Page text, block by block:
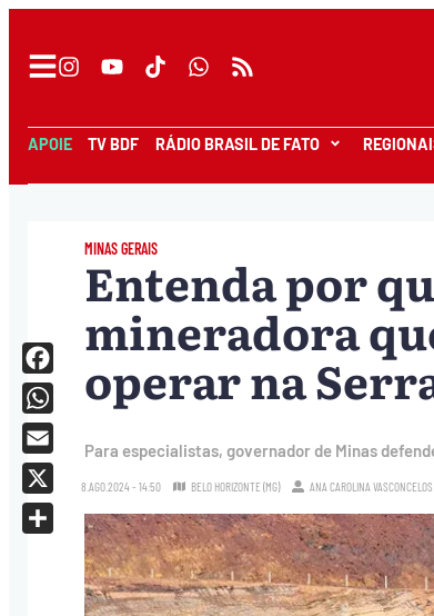
APOIE TV BDF RÁDIO BRASIL DE FATO
MINAS GERAIS
Entenda por
mineradora
operar na
Para especialistas, governador de Minas
8.AGO.2024 - 14:50 BELO HORIZONTE (MG) ANA CAROLINA VASCONCELOS
Facebook
WhatsApp
Email
X